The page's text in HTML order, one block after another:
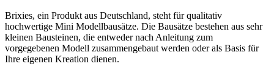
Brixies, ein Produkt aus Deutschland, steht für qualitativ
hochwertige Mini Modellbausätze. Die Bausätze bestehen aus sehr
kleinen Bausteinen, die entweder nach Anleitung zum
vorgegebenen Modell zusammengebaut werden oder als Basis für
Ihre eigenen Kreation dienen.